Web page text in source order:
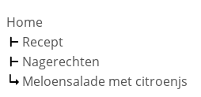
Home
Recept
Nagerechten
Meloensalade met citroenjs